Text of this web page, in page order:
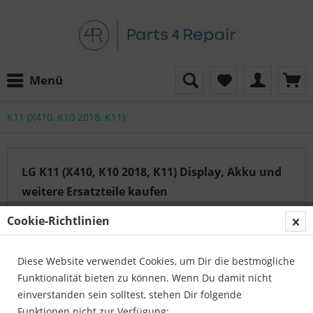
Menü
K11 (X410, K10 2018, K11)
LG K11 (X410, K10 2018, K11) Display, Akku und
weitere Ersatzteile kaufen
Shop hier bei Parts4Repair für brandneue Auswahl an
Ersatzteilen zu einem sehr günstigen Preis angeboten.
Lautsprecherteil, Powerknopf oder... mehr erfahren »
Cookie-Richtlinien
Diese Website verwendet Cookies, um Dir die bestmögliche
Funktionalität bieten zu können. Wenn Du damit nicht
einverstanden sein solltest, stehen Dir folgende